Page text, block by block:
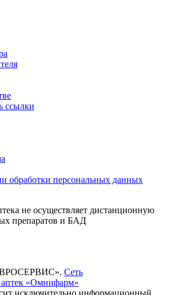
ссылки
обработки персональных данных
не осуществляет дистанционную
препаратов и БАД
Сеть
«Омнифарм»
исключительно информационный